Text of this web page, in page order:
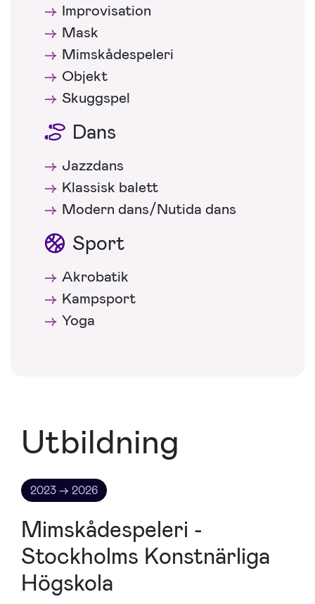
Improvisation
Mask
Mimskådespeleri
Objekt
Skuggspel
Dans
Jazzdans
Klassisk balett
Modern dans/Nutida dans
Sport
Akrobatik
Kampsport
Yoga
Utbildning
2023 → 2026
Mimskådespeleri -
Stockholms Konstnärliga
Högskola